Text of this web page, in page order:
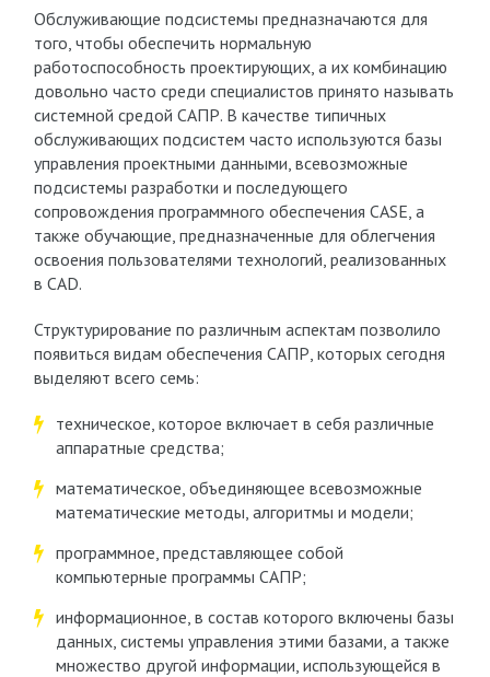
Обслуживающие подсистемы предназначаются для
того, чтобы обеспечить нормальную
работоспособность проектирующих, а их комбинацию
довольно часто среди специалистов принято называть
системной средой САПР. В качестве типичных
обслуживающих подсистем часто используются базы
управления проектными данными, всевозможные
подсистемы разработки и последующего
сопровождения программного обеспечения CASE, а
также обучающие, предназначенные для облегчения
освоения пользователями технологий, реализованных
в CAD.
Структурирование по различным аспектам позволило
появиться видам обеспечения САПР, которых сегодня
выделяют всего семь:
техническое, которое включает в себя различные
аппаратные средства;
математическое, объединяющее всевозможные
математические методы, алгоритмы и модели;
программное, представляющее собой
компьютерные программы САПР;
информационное, в состав которого включены базы
данных, системы управления этими базами, а также
множество другой информации, использующейся в